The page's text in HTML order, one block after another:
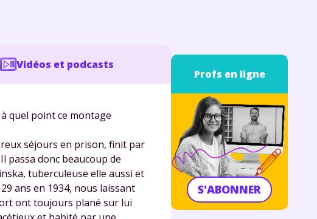
Vidéos et podcasts
quel point ce montage
séjours en prison, finit par
passa donc beaucoup de
tuberculeuse elle aussi et
ans en 1934, nous laissant
ont toujours plané sur lui
Profs en ligne
S'ABONNER